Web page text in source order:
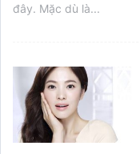
đây. Mặc dù là...